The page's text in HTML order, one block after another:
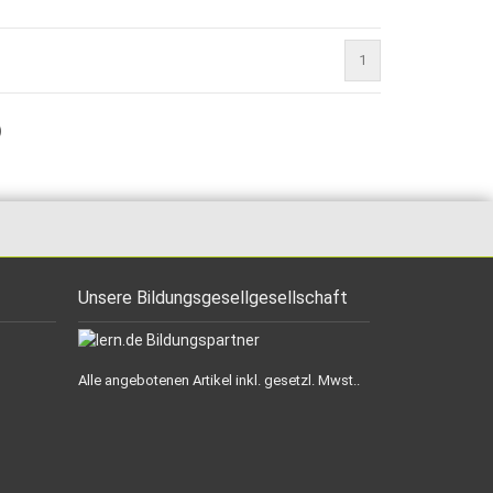
1
Unsere Bildungsgesellgesellschaft
Alle angebotenen Artikel inkl. gesetzl. Mwst..